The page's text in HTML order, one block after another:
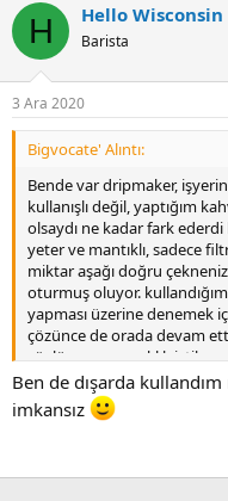
H Hello Wisconsin
Barista
3 Ara 2020
Bigvocate' Alıntı:
Bende var dripmaker,
kullanışlı değil, yaptığım
olsaydı ne kadar fark ederdi
yeter ve mantıklı, sadece
miktar aşağı doğru
oturmuş oluyor.
yapması üzerine denemek
çözünce de orada devam
söylüyorum, sıcaklık
diyebilirim ki gerçekten fark
fark yaratıyor.
Ben de dışarda
imkansız